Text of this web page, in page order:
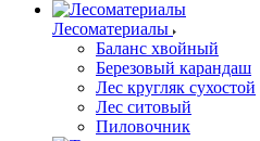
Лесоматериалы
Баланс хвойный
Березовый карандаш
Лес кругляк сухостой
Лес ситовый
Пиловочник